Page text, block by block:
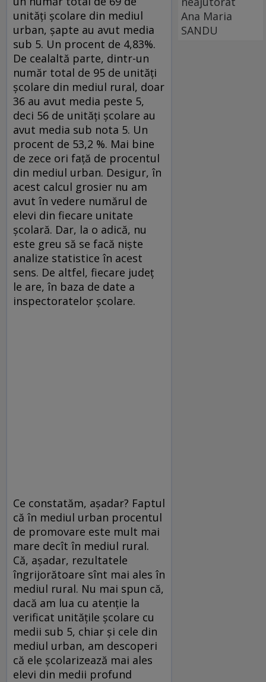
unități școlare din mediul
urban, șapte au avut media
sub 5. Un procent de 4,83%.
De cealaltă parte, dintr-un
număr total de 95 de unități
școlare din mediul rural, doar
36 au avut media peste 5,
deci 56 de unități școlare au
avut media sub nota 5. Un
procent de 53,2 %. Mai bine
de zece ori față de procentul
din mediul urban. Desigur, în
acest calcul grosier nu am
avut în vedere numărul de
elevi din fiecare unitate
școlară. Dar, la o adică, nu
este greu să se facă niște
analize statistice în acest
sens. De altfel, fiecare județ
le are, în baza de date a
inspectoratelor școlare.
Ce constatăm, așadar? Faptul
că în mediul urban procentul
de promovare este mult mai
mare decît în mediul rural.
Că, așadar, rezultatele
îngrijorătoare sînt mai ales în
mediul rural. Nu mai spun că,
dacă am lua cu atenție la
verificat unitățile școlare cu
medii sub 5, chiar și cele din
mediul urban, am descoperi
că ele școlarizează mai ales
elevi din medii profund
Ana Maria
SANDU